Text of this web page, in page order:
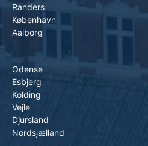
Randers
København
Aalborg
Odense
Esbjerg
Kolding
Vejle
Djursland
Nordsjælland